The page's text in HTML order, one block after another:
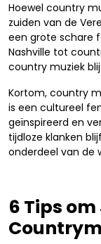
Hoewel country
zuiden van de
een grote schare
Nashville tot
country muziek
Kortom, country
is een cultureel
geïnspireerd en
tijdloze klanken
onderdeel van de
6 Tips